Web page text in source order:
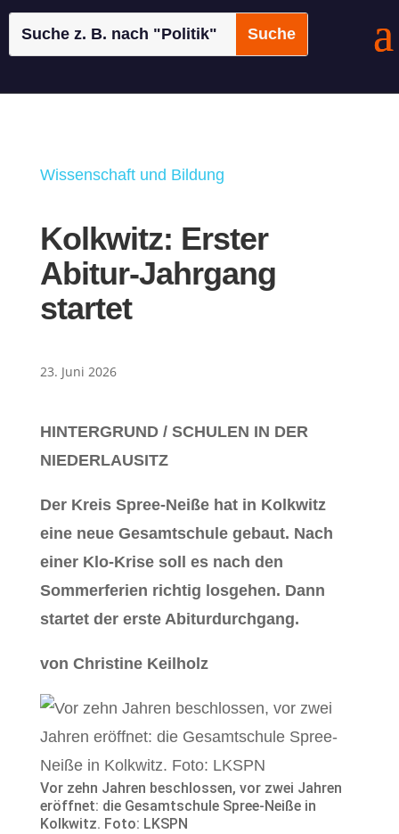
Wissenschaft und Bildung
Kolkwitz: Erster
Abitur-Jahrgang
startet
23. Juni 2026
HINTERGRUND / SCHULEN IN DER
NIEDERLAUSITZ
Der Kreis Spree-Neiße hat in Kolkwitz
eine neue Gesamtschule gebaut. Nach
einer Klo-Krise soll es nach den
Sommerferien richtig losgehen. Dann
startet der erste Abiturdurchgang.
von Christine Keilholz
Vor zehn Jahren beschlossen, vor zwei Jahren
eröffnet: die Gesamtschule Spree-Neiße in
Kolkwitz. Foto: LKSPN